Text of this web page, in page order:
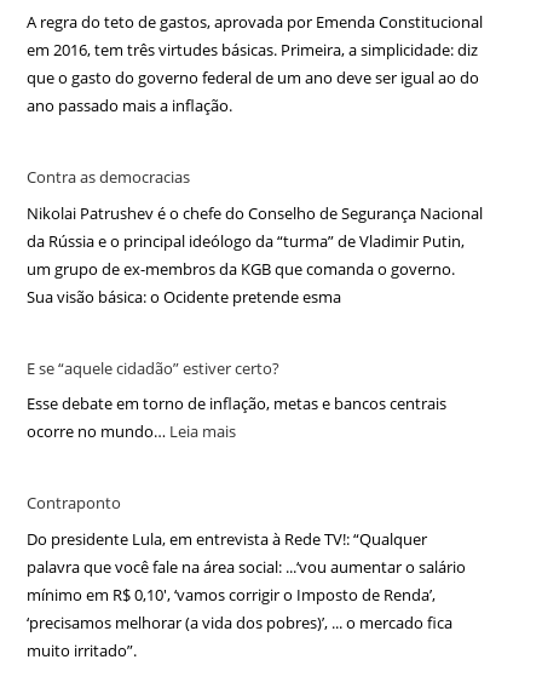
A regra do teto de gastos, aprovada por Emenda Constitucional
em 2016, tem três virtudes básicas. Primeira, a simplicidade: diz
que o gasto do governo federal de um ano deve ser igual ao do
ano passado mais a inflação.
Contra as democracias
Nikolai Patrushev é o chefe do Conselho de Segurança Nacional
da Rússia e o principal ideólogo da “turma” de Vladimir Putin,
um grupo de ex-membros da KGB que comanda o governo.
Sua visão básica: o Ocidente pretende esma
E se “aquele cidadão” estiver certo?
Esse debate em torno de inflação, metas e bancos centrais
ocorre no mundo… Leia mais
Contraponto
Do presidente Lula, em entrevista à Rede TV!: “Qualquer
palavra que você fale na área social: ...‘vou aumentar o salário
mínimo em R$ 0,10′, ‘vamos corrigir o Imposto de Renda’,
‘precisamos melhorar (a vida dos pobres)’, ... o mercado fica
muito irritado”.